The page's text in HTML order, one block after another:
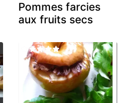
Pommes farcies
aux fruits secs